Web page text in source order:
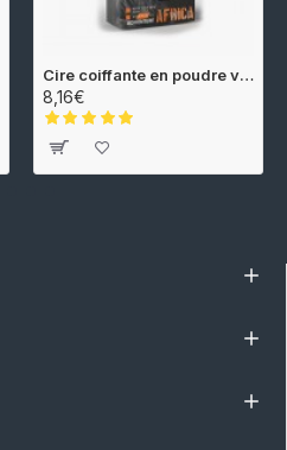
Cire coiffante en poudre volume 20gr Qainzo
8,16€